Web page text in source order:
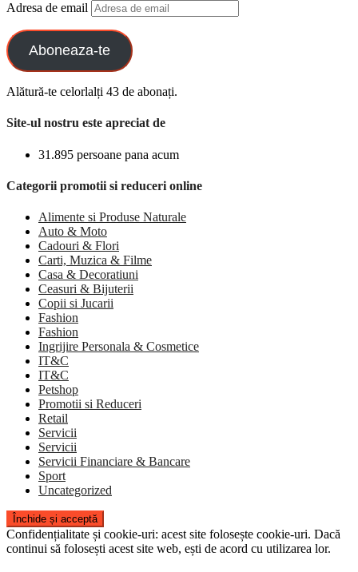
Adresa de email
Aboneaza-te
Alătură-te celorlalți 43 de abonați.
Site-ul nostru este apreciat de
31.895 persoane pana acum
Categorii promotii si reduceri online
Alimente si Produse Naturale
Auto & Moto
Cadouri & Flori
Carti, Muzica & Filme
Casa & Decoratiuni
Ceasuri & Bijuterii
Copii si Jucarii
Fashion
Fashion
Ingrijire Personala & Cosmetice
IT&C
IT&C
Petshop
Promotii si Reduceri
Retail
Servicii
Servicii
Servicii Financiare & Bancare
Sport
Uncategorized
Confidențialitate și cookie-uri: acest site folosește cookie-uri. Dacă
continui să folosești acest site web, ești de acord cu utilizarea lor.